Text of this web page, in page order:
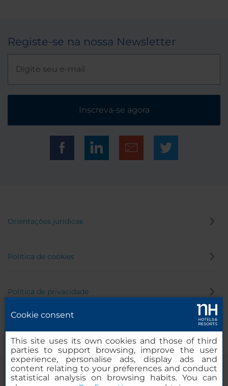
Registe-se na nossa Newsletter
Inscreva-se agora
Orientações jurídicas
Política de cookies
Política de privacidade
Cookie consent
This site uses its own cookies and those of third
parties to support browsing, improve the user
experience, personalise ads, display ads and
content relating to your preferences and conduct
statistical analysis on browsing habits. You can